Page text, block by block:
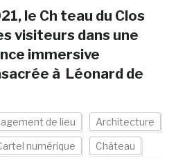
le Ch teau du Clos
visiteurs dans une
immersive
à Léonard de
de lieu Architecture
numérique Château